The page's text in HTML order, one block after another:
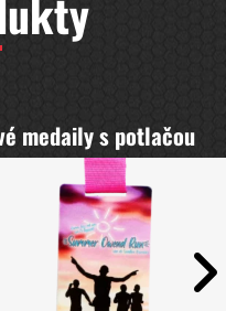
medaily s potlačou